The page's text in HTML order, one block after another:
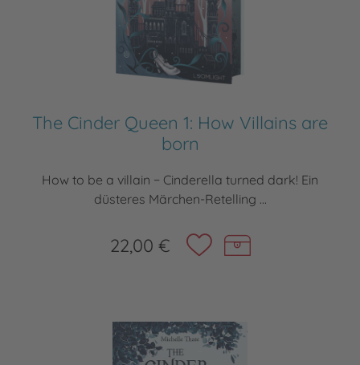
The Cinder Queen 1: How Villains are
born
How to be a villain − Cinderella turned dark! Ein
düsteres Märchen-Retelling ...
22,00 €